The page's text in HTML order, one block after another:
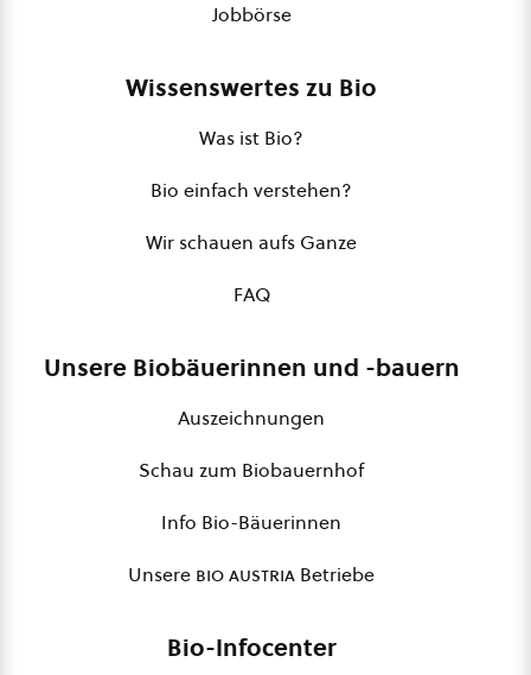
Jobbörse
Wissenswertes zu Bio
Was ist Bio?
Bio einfach verstehen?
Wir schauen aufs Ganze
FAQ
Unsere Biobäuerinnen und -bauern
Auszeichnungen
Schau zum Biobauernhof
Info Bio-Bäuerinnen
Unsere bio austria Betriebe
Bio-Infocenter